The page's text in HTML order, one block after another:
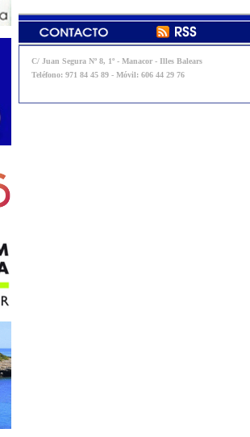
C/ Juan Segura Nº 8, 1º - Manacor - Illes Balears
Teléfono: 971 84 45 89 - Móvil: 606 44 29 76